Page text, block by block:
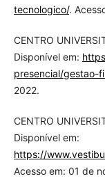
tecnologico/.
CENTRO
Disponível em:
presencial/gestao-
2022.
CENTRO
Disponível em:
https://
Acesso em: 01 de